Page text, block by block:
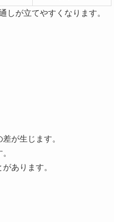
しが立てやすくなります。
が生じます。
あります。